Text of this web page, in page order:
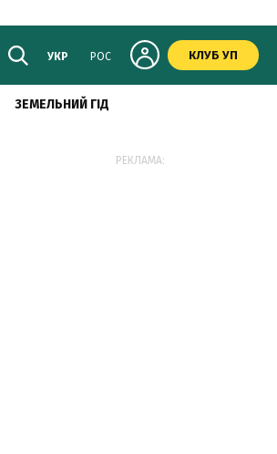
УКР РОС КЛУБ УП
ЗЕМЕЛЬНИЙ ГІД
РЕКЛАМА: